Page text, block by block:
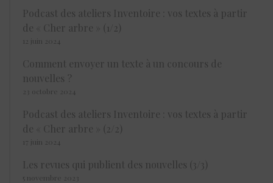
Podcast des ateliers Inventoire : vos textes à partir
de « Cher arbre » (1/2)
12 juin 2024
Comment envoyer un texte à un concours de
nouvelles ?
23 octobre 2024
Podcast des ateliers Inventoire : vos textes à partir
de « Cher arbre » (2/2)
17 juin 2024
Les revues qui publient des nouvelles (3/3)
5 novembre 2023